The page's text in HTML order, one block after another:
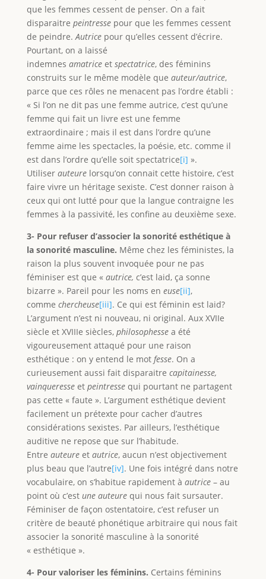
que les femmes cessent de penser. On a fait
disparaitre peintressepour que les femmes cessent
de peindre.Autricepour qu’elles cessent d’écrire.
Pourtant, on a laissé
indemnes amatrice et spectatrice, des féminins
construits sur le même modèle que auteur/autrice,
parce que ces rôles ne menacent pas l’ordre établi :
« Si l’on ne dit pas une femme autrice, c’est qu’une
femme qui fait un livre est une femme
extraordinaire ; mais il est dans l’ordre qu’une
femme aime les spectacles, la poésie, etc. comme il
est dans l’ordre qu’elle soit spectatrice[i] ».
Utiliser auteure lorsqu’on connait cette histoire, c’est
faire vivre un héritage sexiste. C’est donner raison à
ceux qui ont lutté pour que la langue contraigne les
femmes à la passivité, les confine au deuxième sexe.
3- Pour refuser d’associer la sonorité esthétique à
la sonorité masculine. Même chez les féministes, la
raison la plus souvent invoquée pour ne pas
féminiser est que « autrice, c’est laid, ça sonne
bizarre ». Pareil pour les noms en euse[ii],
comme chercheuse[iii]. Ce qui est féminin est laid?
L’argument n’est ni nouveau, ni original. Aux XVIIe
siècle et XVIIIe siècles, philosophesse a été
vigoureusement attaqué pour une raison
esthétique : on y entend le mot fesse. On a
curieusement aussi fait disparaitre capitainesse,
vainqueresse etpeintressequi pourtant ne partagent
pas cette « faute ». L’argument esthétique devient
facilement un prétexte pour cacher d’autres
considérations sexistes. Par ailleurs, l’esthétique
auditive ne repose que sur l’habitude.
Entre auteureet autrice, aucun n’est objectivement
plus beau que l’autre[iv]. Une fois intégré dans notre
vocabulaire, on s’habitue rapidement à autrice– au
point où c’est une auteure qui nous fait sursauter.
Féminiser de façon ostentatoire, c’est refuser un
critère de beauté phonétique arbitraire qui nous fait
associer la sonorité masculine à la sonorité
« esthétique ».
4- Pour valoriser les féminins. Certains féminins